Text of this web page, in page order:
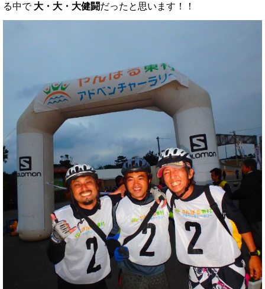
る中で 大・大・大健闘だったと思います！！